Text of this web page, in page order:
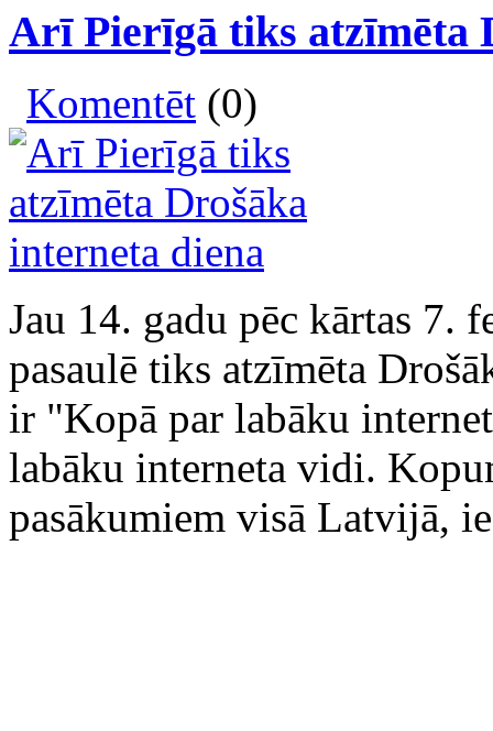
Arī Pierīgā tiks atzīmēta
Komentēt (0)
Jau 14. gadu pēc kārtas
pasaulē tiks atzīmēta
ir "Kopā par labāku
labāku interneta vidi.
pasākumiem visā Latvijā,